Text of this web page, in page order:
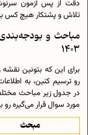
دقت از پس آزمون
تلاش و پشتکار هیچ کس
مباحث و
1403
برای این که بتونین
رو ترسیم کنین، به
در جدول زیر مباحث
مورد سوال قرار می‌گیره
مبحث